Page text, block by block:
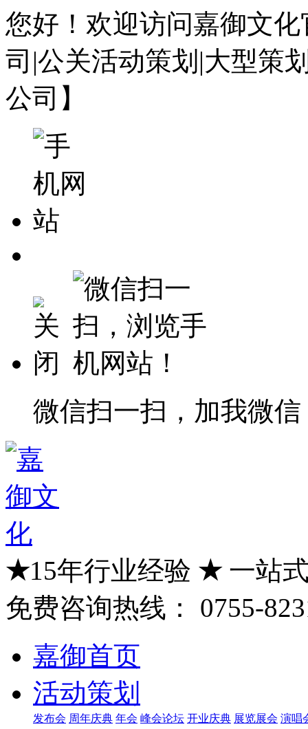
您好！欢迎访问嘉御文
司|公关活动策划|大型策
公司】
微信扫一扫，加我微信
★15年行业经验 ★一站
免费咨询热线：
0755-
嘉御首页
活动策划
发布会 周年庆典 年会 峰会论坛 开业庆典 展览展会 演唱